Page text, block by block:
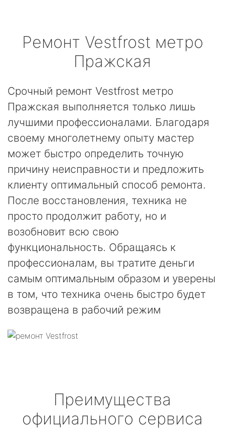
Ремонт Vestfrost метро
Пражская
Срочный ремонт Vestfrost метро
Пражская выполняется только лишь
лучшими профессионалами. Благодаря
своему многолетнему опыту мастер
может быстро определить точную
причину неисправности и предложить
клиенту оптимальный способ ремонта.
После восстановления, техника не
просто продолжит работу, но и
возобновит всю свою
функциональность. Обращаясь к
профессионалам, вы тратите деньги
самым оптимальным образом и уверены
в том, что техника очень быстро будет
возвращена в рабочий режим
Преимущества
официального сервиса